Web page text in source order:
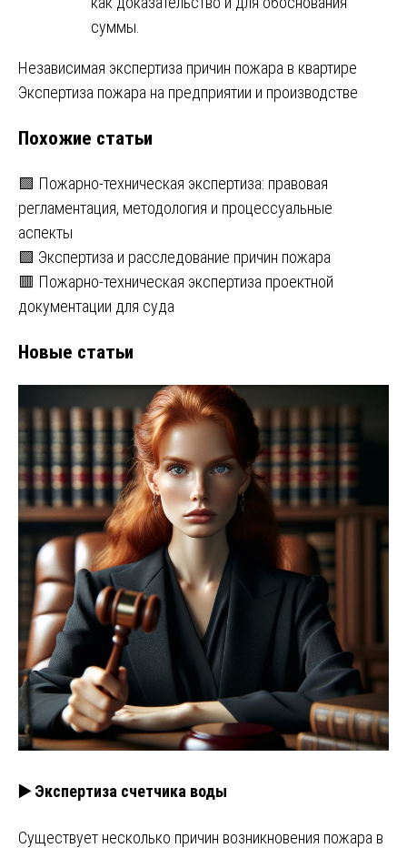
суммы.
Навигация
записям
Независимая экспертиза причин пожара в квартире
Экспертиза пожара на предприятии и производстве
Похожие статьи
🟩 Пожарно-техническая экспертиза: правовая
регламентация, методология и процессуальные
аспекты
🟩 Экспертиза и расследование причин пожара
🟥 Пожарно-техническая экспертиза проектной
документации для суда
Новые статьи
▶️ Экспертиза счетчика воды
Существует несколько причин возникновения пожара в